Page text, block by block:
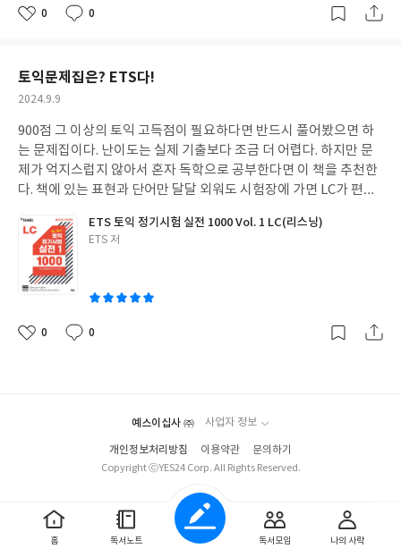
좋
0
댓
0
작
토익문제집은? ETS다!
작
일
2024.9.9
900점 그 이상의 토익 고득점이 필요하다면 반드시 풀어봤으면 하
는 문제집이다. 난이도는 실제 기출보다 조금 더 어렵다. 하지만 문
제가 억지스럽지 않아서 혼자 독학으로 공부한다면 이 책을 추천한
다. 책에 있는 표현과 단어만 달달 외워도 시험장에 가면 LC가 편안
ETS 토익 정기시험 실전 1000 Vol. 1 LC(리스닝)
글ETS 저
좋
0
댓
0
작
홈 독서노트 독서모임 나의 사락
예스이십사 ㈜ 사업자 정보
개인정보처리방침 이용약관
문의하기
Copyright ⓒYES24 Corp. All Rights Reserved.